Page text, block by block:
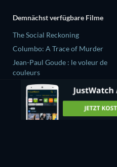
Demnächst verfügbare Filme
The Social Reckoning
Columbo: A Trace of Murder
Jean-Paul Goude : le voleur de
couleurs
Destroy All Girls
Selten wache ich träumend auf